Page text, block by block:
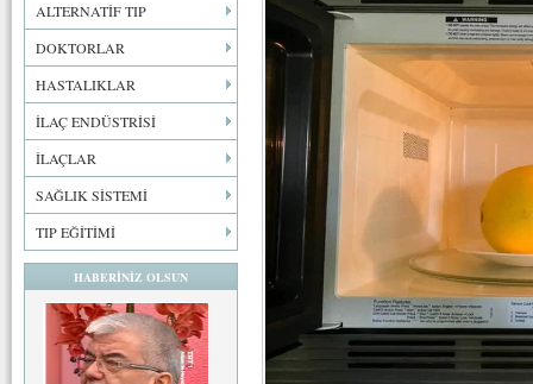
ALTERNATİF TIP
DOKTORLAR
HASTALIKLAR
İLAÇ ENDÜSTRİSİ
İLAÇLAR
SAĞLIK SİSTEMİ
TIP EĞİTİMİ
HABERİNİZ OLSUN